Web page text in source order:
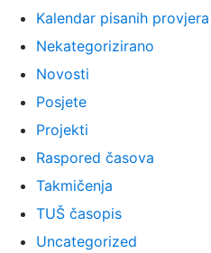
Kalendar pisanih provjera
Nekategorizirano
Novosti
Posjete
Projekti
Raspored časova
Takmičenja
TUŠ časopis
Uncategorized